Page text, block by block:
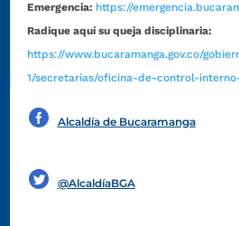
Emergencia: https://
Radique aquí su queja disciplinaria:
https://www.bucaramanga.gov.co/
1/secretarias/oficina-de-control-
Alcaldía de Bucaramanga
@AlcaldíaBGA